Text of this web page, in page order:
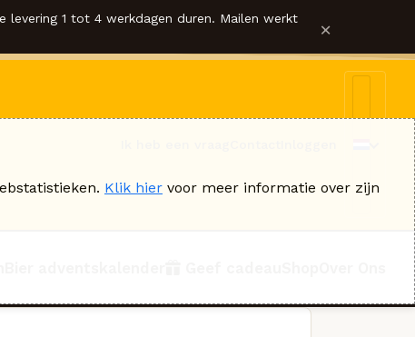
levering 1 tot 4 werkdagen duren. Mailen werkt
×
Klik hier voor meer informatie over zijn